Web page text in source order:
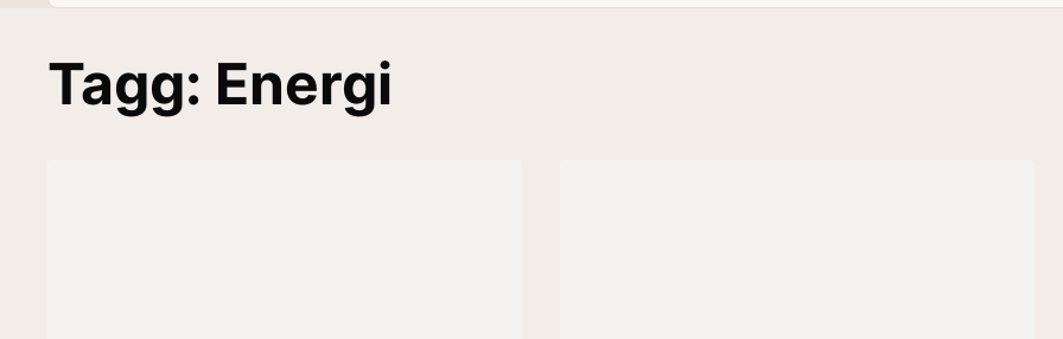
Tagg: Energi